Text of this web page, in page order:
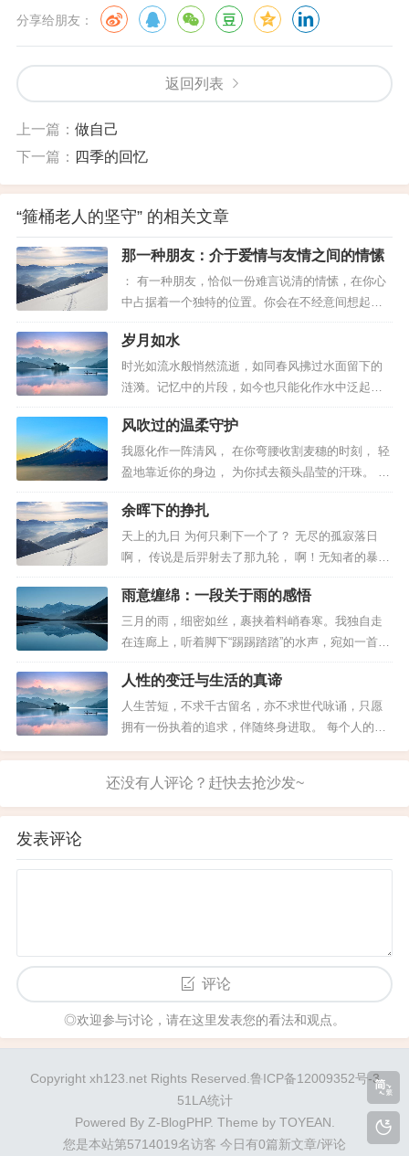
铺子外是安静优美的景色,正是制作手艺的理想之
老人正歇息着，手拿旱烟袋
"丫头，这儿环境多合适."
就像一只懂得自我保护的蝶,
当外界喧嚣侵扰时,
我们应当学会寻找适宜的环境,
这样才能保持最本真的自己.
分享给朋友：
返回列表
上一篇： 做自己
下一篇： 四季的回忆
“箍桶老人的坚守” 的相关文章
那一种朋友：介于爱情与友情之间的情愫
： 有一种朋友，恰似一份难言说清的情愫，在你心
中占据着一个独特的位置。你会在不经意间想起
他，那一刻，心里泛起温暖的涟漪，仿佛时光倒
流，回到了那些共同经历的风风雨雨。 每当遇到忧
愁和烦恼时，你会不由自主地想起他，渴望他在身
旁给你安慰和理解。然而你始终保持着那份沉默，
生怕自己的困扰会扰乱他的平静生活...
岁月如水
时光如流水般悄然流逝，如同春风拂过水面留下的
涟漪。记忆中的片段，如今也只能化作水中泛起的
涟漪。 曾经我们不知疲倦地通关魂斗罗与坦克大
战，如今却觉得力不从心； 在山上那片绿意盎然的
土地上，昔日三五成群、用小花编织成项链的美好
时光，已然成为远方的记忆。 年少时的愿望，是多
么渴望快快长大。但当我们真...
风吹过的温柔守护
我愿化作一阵清风， 在你弯腰收割麦穗的时刻， 轻
盈地靠近你的身边， 为你拭去额头晶莹的汗珠。 我
愿化作一阵清风， 在你那布满岁月痕迹的木桌前，
凝视你微微佝偻的身影， 如同泛黄的老照片， 轻轻
拂过你的脸颊， 为你将耳边纷乱的白发， 温柔地拢
向耳后。 我愿化作一阵清风， 在你安详入眠之际...
余晖下的挣扎
天上的九日 为何只剩下一个了？ 无尽的孤寂落日
啊， 传说是后羿射去了那九轮， 啊！无知者的暴行
令大地承受无休止的煎熬。 于是， 世界的阴暗疯狂
肆虐， 无数潜藏的恶鬼， 如潮般的肆虐， 无情、
贪婪与魍魉并行。 无人能抵抗，无从击败， 只得在
一张张虚伪的脸孔下， 苟且偷生。...
雨意缠绵：一段关于雨的感悟
三月的雨，细密如丝，裹挟着料峭春寒。我独自走
在连廊上，听着脚下“踢踢踏踏”的水声，宛如一首轻
柔的乐章在石板路上奏响。雨水在发梢跳跃，编织
成一曲清新的小诗。 我喜欢撑伞独行，在连廊与雨
之间筑起一座宁静的小世界。伞下视野里的一切都
变得朦胧而遥远，仿佛隔绝了喧嚣尘世。那份被保
人性的变迁与生活的真谛
人生苦短，不求千古留名，亦不求世代咏诵，只愿
拥有一份执着的追求，伴随终身进取。 每个人的胸
膛承载着不同的世界，与各自的习性息息相关。有
来身体就有缺陷，难道他们就该自暴自弃？他们会
格外敏感，并受到环境的影响。每个人来到世上并
发表评论
评论
◎欢迎参与讨论，请在这里发表您的看法和观点。
Copyright xh123.net Rights Reserved.鲁ICP备12009352号-3
51LA统计
Powered By Z-BlogPHP. Theme by TOYEAN
您是本站第5714019名访客 今日有0篇新文章/评论